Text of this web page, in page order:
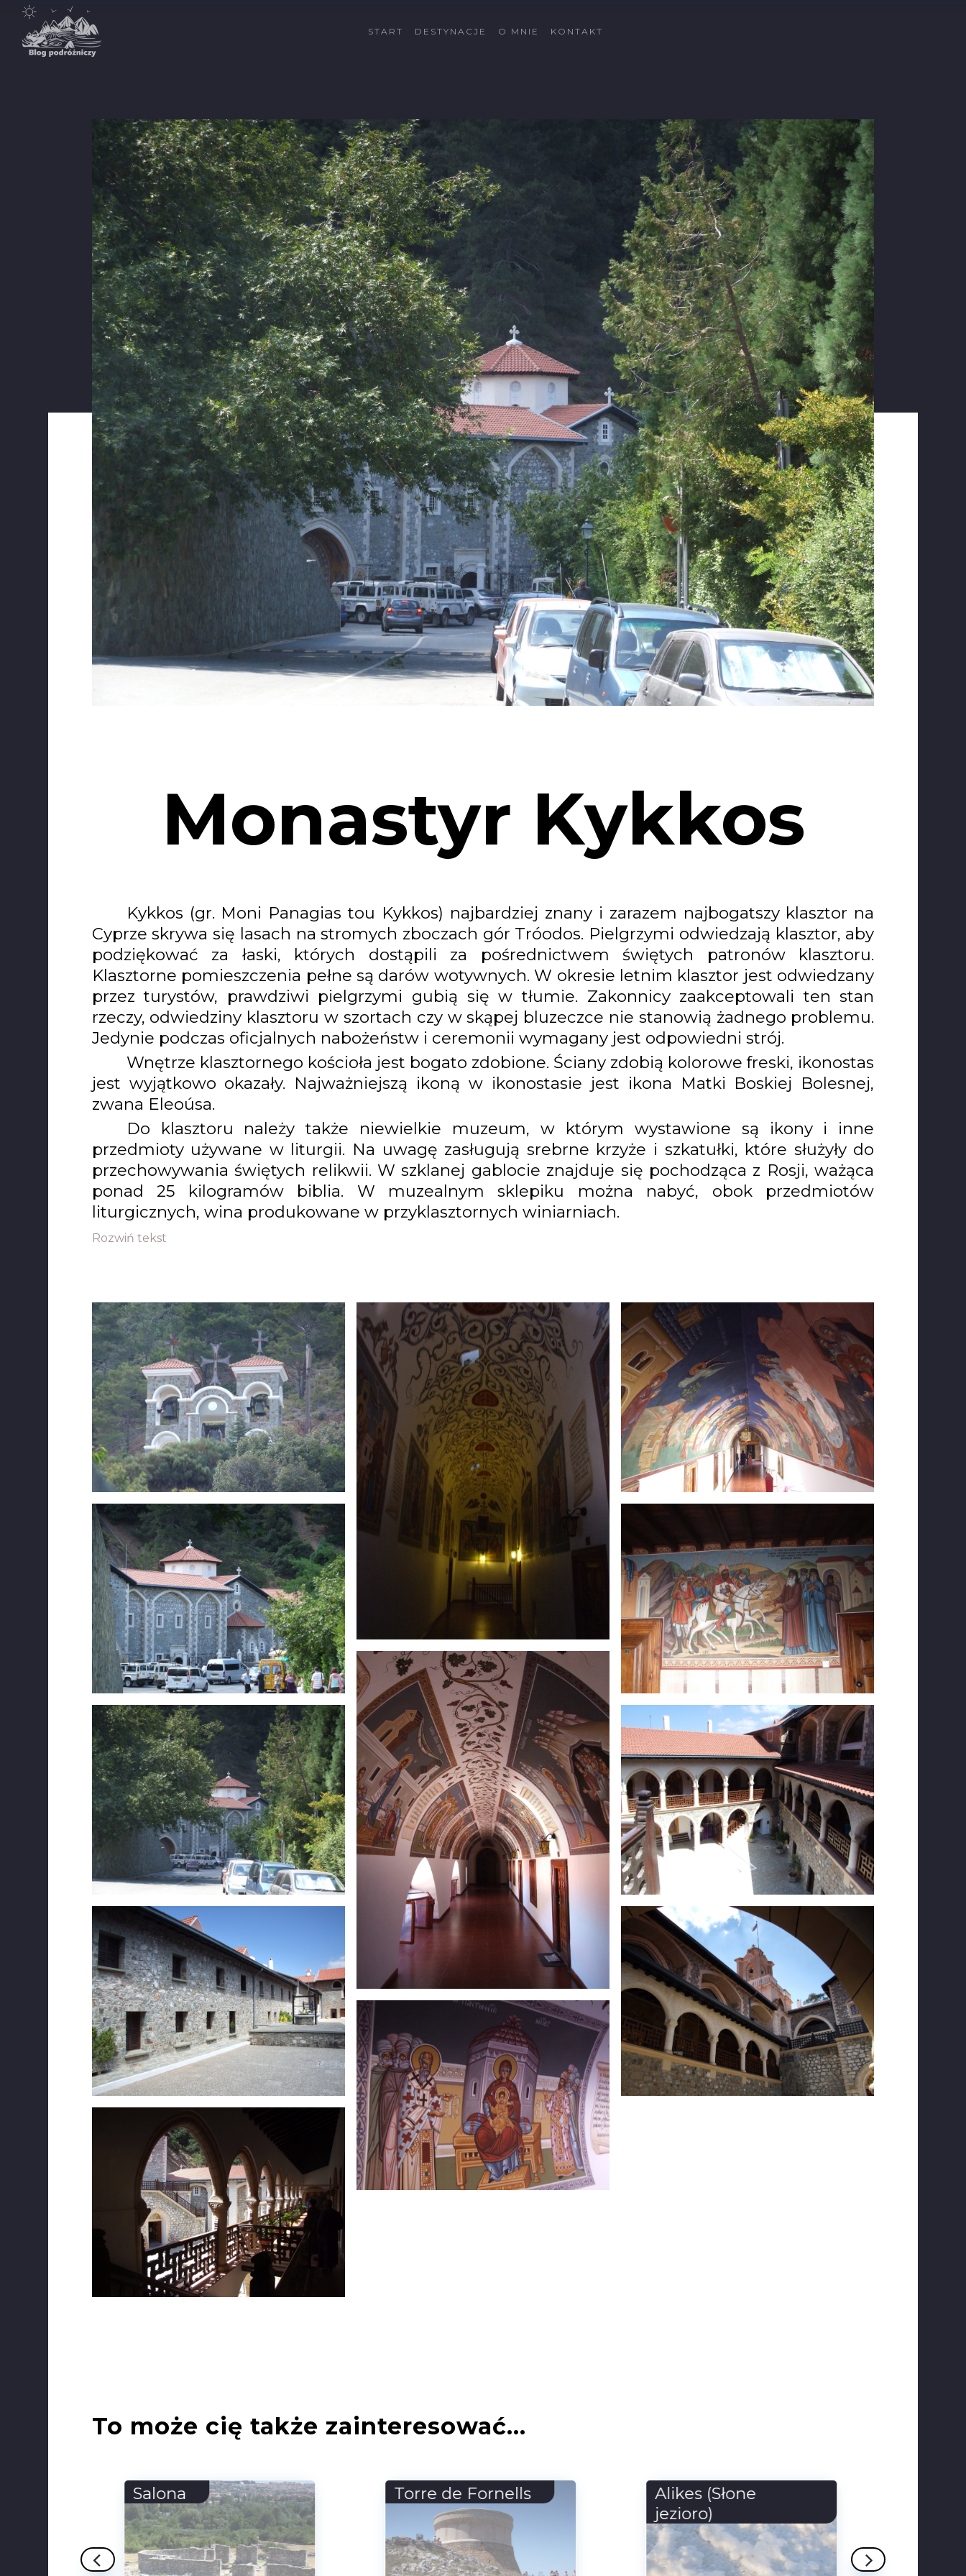
START DESTYNACJE O MNIE KONTAKT
Gran Canaria
Kreta La Palma
Malta Minorka
Schwarzwald Tatry
Telemark Val di Sole
Wszystkie dectynacje→
Monastyr Kykkos
Kykkos (gr. Moni Panagias tou Kykkos) najbardziej znany i zarazem najbogatszy klasztor na
Cyprze skrywa się lasach na stromych zboczach gór Tróodos. Pielgrzymi odwiedzają klasztor, aby
podziękować za łaski, których dostąpili za pośrednictwem świętych patronów klasztoru.
Klasztorne pomieszczenia pełne są darów wotywnych. W okresie letnim klasztor jest odwiedzany
przez turystów, prawdziwi pielgrzymi gubią się w tłumie. Zakonnicy zaakceptowali ten stan
rzeczy, odwiedziny klasztoru w szortach czy w skąpej bluzeczce nie stanowią żadnego problemu.
Jedynie podczas oficjalnych nabożeństw i ceremonii wymagany jest odpowiedni strój.
Wnętrze klasztornego kościoła jest bogato zdobione. Ściany zdobią kolorowe freski, ikonostas
jest wyjątkowo okazały. Najważniejszą ikoną w ikonostasie jest ikona Matki Boskiej Bolesnej,
zwana Eleoúsa.
Do klasztoru należy także niewielkie muzeum, w którym wystawione są ikony i inne
przedmioty używane w liturgii. Na uwagę zasługują srebrne krzyże i szkatułki, które służyły do
przechowywania świętych relikwii. W szklanej gablocie znajduje się pochodząca z Rosji, ważąca
ponad 25 kilogramów biblia. W muzealnym sklepiku można nabyć, obok przedmiotów
liturgicznych, wina produkowane w przyklasztornych winiarniach.
Rozwiń tekst
To może cię także zainteresować...
Torre de Fornells
Alikes (Słone
jezioro)
Kreta